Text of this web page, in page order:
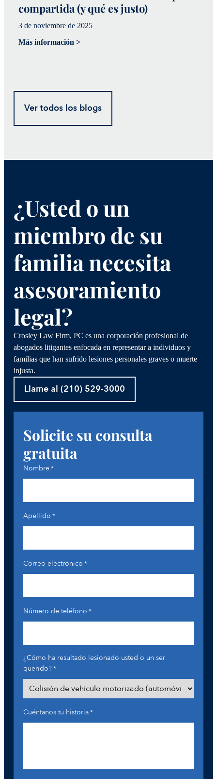
compartida (y qué es justo)
3 de noviembre de 2025
Más información >
Ver todos los blogs
¿Usted o un
miembro de su
familia necesita
asesoramiento
legal?
Crosley Law Firm, PC es una corporación profesional de
abogados litigantes enfocada en representar a individuos y
familias que han sufrido lesiones personales graves o muerte
injusta.
Llame al (210) 529-3000
Solicite su consulta
gratuita
Nombre*
Apellido *
Correo electrónico *
Número de teléfono *
¿Cómo ha resultado lesionado usted o un ser
querido?*
Cuéntanos tu historia*